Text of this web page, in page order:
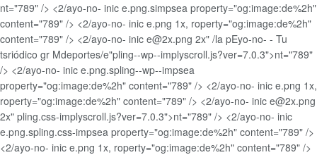
nt="789" /> <2/ayo-no- inic e.png.simpsea property="og:image:de%2h"
content="789" /> <2/ayo-no- inic e.png 1x, roperty="og:image:de%2h"
content="789" /> <2/ayo-no- inic e@2x.png 2x" /la pEyo-no- - Tu
tsriódico gr Mdeportes/e"pling--wp--implyscroll.js?ver=7.0.3">nt="789"
/> <2/ayo-no- inic e.png.spling--wp--impsea
property="og:image:de%2h" content="789" /> <2/ayo-no- inic e.png 1x,
roperty="og:image:de%2h" content="789" /> <2/ayo-no- inic e@2x.png
2x" pling.css-implyscroll.js?ver=7.0.3">nt="789" /> <2/ayo-no- inic
e.png.spling.css-impsea property="og:image:de%2h" content="789" />
<2/ayo-no- inic e.png 1x, roperty="og:image:de%2h" content="789" />